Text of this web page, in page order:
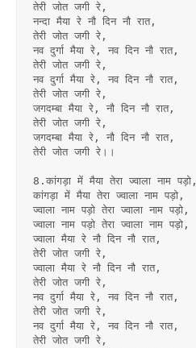
तेरी जोत जगी रे,
नन्दा मैया रे नौ दिन नौ रात,
तेरी जोत जगी रे,
नव दुर्गा मैया रे, नव दिन नौ रात,
तेरी जोत जगी रे,
नव दुर्गा मैया रे, नव दिन नौ रात,
तेरी जोत जगी रे,
जगदम्बा मैया रे, नौ दिन नौ रात,
तेरी जोत जगी रे,
जगदम्बा मैया रे, नौ दिन नौ रात,
तेरी जोत जगी रे।।
8.कांगड़ा में मैया तेरा ज्वाला नाम पड़ो,
कांगड़ा में मैया तेरा ज्वाला नाम पड़ो,
ज्वाला नाम पड़ो तेरा ज्वाला नाम पड़ो,
ज्वाला नाम पड़ो तेरा ज्वाला नाम पड़ो,
ज्वाला मैया रे नौ दिन नौ रात,
तेरी जोत जगी रे,
ज्वाला मैया रे नौ दिन नौ रात,
तेरी जोत जगी रे,
नव दुर्गा मैया रे, नव दिन नौ रात,
तेरी जोत जगी रे,
नव दुर्गा मैया रे, नव दिन नौ रात,
तेरी जोत जगी रे,